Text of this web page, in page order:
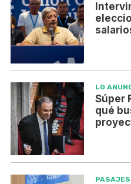
LO
Súper
qué